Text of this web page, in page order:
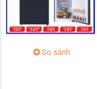
So sánh